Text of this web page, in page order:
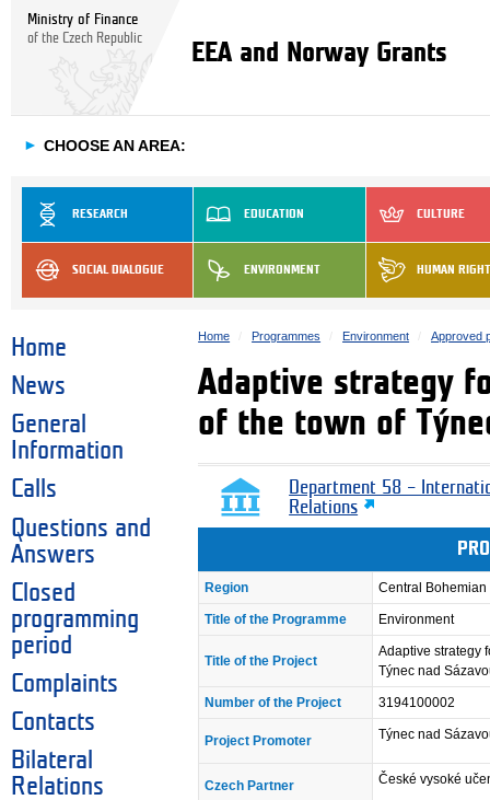
Ministry of Finance
of the Czech Republic
EEA and Norway Grants
► CHOOSE AN AREA:
RESEARCH EDUCATION CULTURE
SOCIAL DIALOGUE ENVIRONMENT HUMAN
Home
News
General
Information
Calls
Questions and
Answers
Closed
programming
period
Complaints
Contacts
Bilateral
Relations
Home Programmes Environment Approved
Adaptive strategy
of the town of
Department 58 –
Relations
Region Central
Title of the Programme Environment
Title of the Project
Adaptive strategy
Týnec nad
Number of the Project 3194100002
Project Promoter Týnec nad
Czech Partner České vysoké